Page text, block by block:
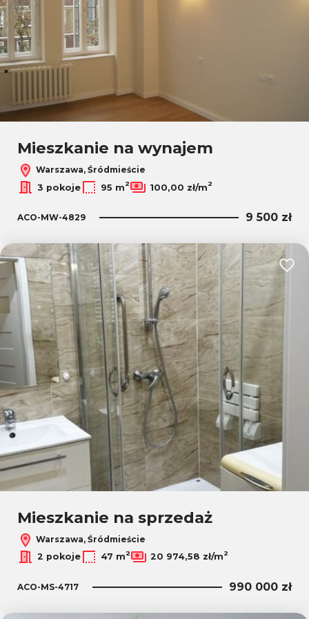
Mieszkanie na wynajem
Warszawa, Śródmieście
3 pokoje
95 m2 100,00 zł/m2
ACO-MW-4829 9 500 zł
Mieszkanie na sprzedaż
Warszawa, Śródmieście
2 pokoje
47 m2 20 974,58 zł/m2
ACO-MS-4717 990 000 zł